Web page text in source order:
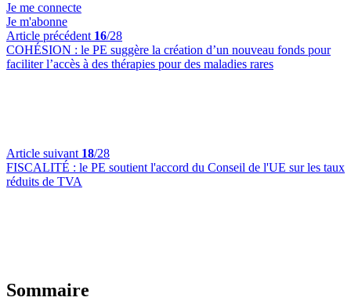
Je me connecte
Je m'abonne
Article précédent 16/28
COHÉSION : le PE suggère la création d’un nouveau fonds pour
faciliter l’accès à des thérapies pour des maladies rares
Article suivant 18/28
FISCALITÉ : le PE soutient l'accord du Conseil de l'UE sur les taux
réduits de TVA
Sommaire